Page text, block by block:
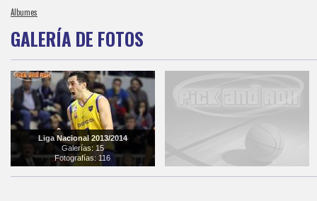
Albumes
GALERÍA DE FOTOS
Liga Nacional 2013/2014
Galerías: 15
Fotografías: 116